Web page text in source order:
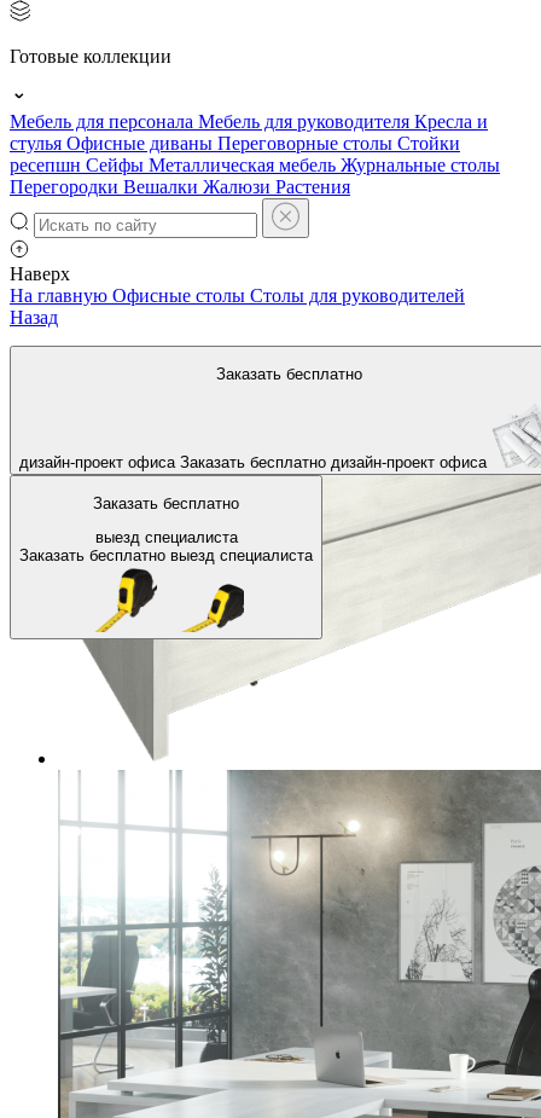
Готовые коллекции
Мебель для персонала Мебель для руководителя Кресла и
стулья Офисные диваны Переговорные столы Стойки
ресепшн Сейфы Металлическая мебель Журнальные столы
Перегородки Вешалки Жалюзи Растения
Наверх
Заказать бесплатно
дизайн-проект офиса Заказать бесплатно дизайн-проект офиса
Заказать бесплатно
выезд специалиста
Заказать бесплатно выезд специалиста
На главную Офисные столы Столы для руководителей
Назад